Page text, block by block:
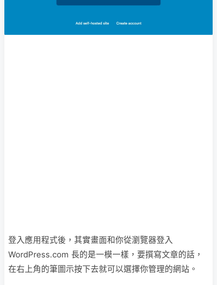
登入應用程式後，其實畫面和你從瀏覽器登入
WordPress.com 長的是一模一樣，要撰寫文章的話，
在右上角的筆圖示按下去就可以選擇你管理的網站。